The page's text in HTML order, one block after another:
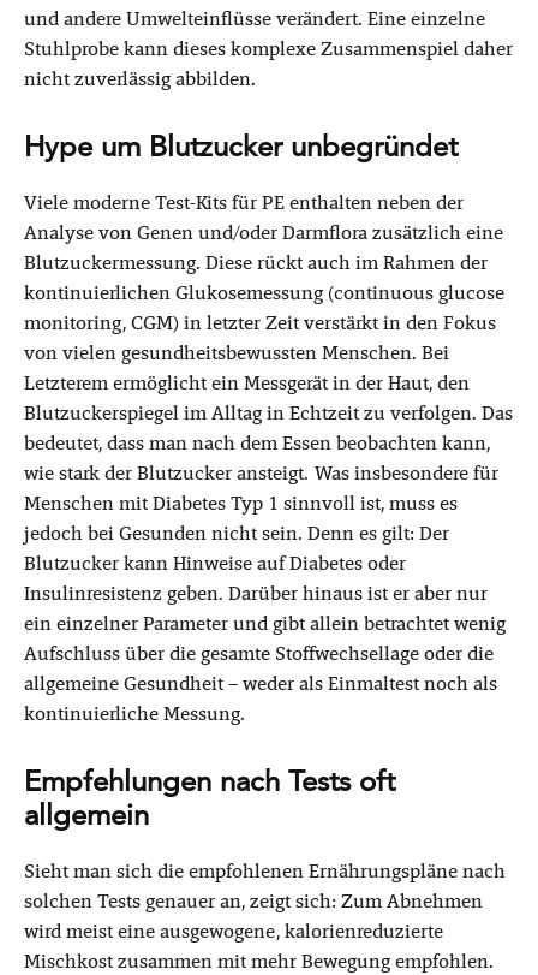
und andere Umwelteinflüsse verändert. Eine einzelne
Stuhlprobe kann dieses komplexe Zusammenspiel daher
nicht zuverlässig abbilden.
Hype um Blutzucker unbegründet
Viele moderne Test-Kits für PE enthalten neben der
Analyse von Genen und/oder Darmflora zusätzlich eine
Blutzuckermessung. Diese rückt auch im Rahmen der
kontinuierlichen Glukosemessung (continuous glucose
monitoring, CGM) in letzter Zeit verstärkt in den Fokus
von vielen gesundheitsbewussten Menschen. Bei
Letzterem ermöglicht ein Messgerät in der Haut, den
Blutzuckerspiegel im Alltag in Echtzeit zu verfolgen. Das
bedeutet, dass man nach dem Essen beobachten kann,
wie stark der Blutzucker ansteigt. Was insbesondere für
Menschen mit Diabetes Typ 1 sinnvoll ist, muss es
jedoch bei Gesunden nicht sein. Denn es gilt: Der
Blutzucker kann Hinweise auf Diabetes oder
Insulinresistenz geben. Darüber hinaus ist er aber nur
ein einzelner Parameter und gibt allein betrachtet wenig
Aufschluss über die gesamte Stoffwechsellage oder die
allgemeine Gesundheit – weder als Einmaltest noch als
kontinuierliche Messung.
Empfehlungen nach Tests oft
allgemein
Sieht man sich die empfohlenen Ernährungspläne nach
solchen Tests genauer an, zeigt sich: Zum Abnehmen
wird meist eine ausgewogene, kalorienreduzierte
Mischkost zusammen mit mehr Bewegung empfohlen.